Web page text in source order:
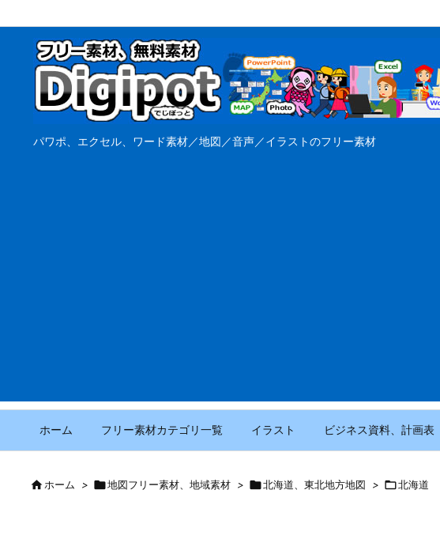
パワポ、エクセル、ワード素材／地図／音声／イラストのフリー素材
ホーム フリー素材カテゴリ一覧 イラスト ビジネス資料、計画表
ホーム > 地図フリー素材、地域素材 > 北海道、東北地方地図 > 北海道